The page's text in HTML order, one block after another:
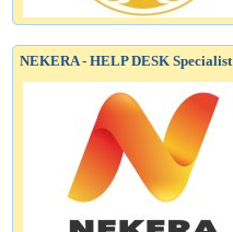
NEKERA - HELP DESK Specialist